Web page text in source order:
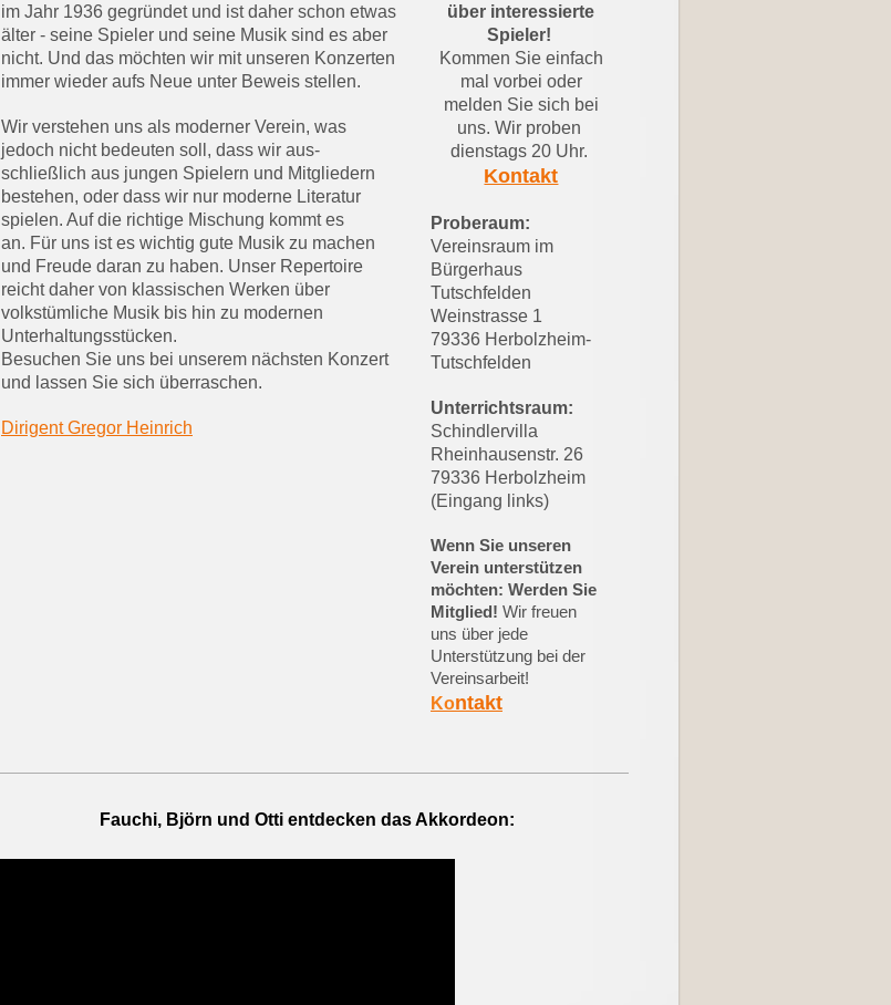
im Jahr 1936 gegründet und ist daher schon etwas
älter - seine Spieler und seine Musik sind es aber
nicht. Und das möchten wir mit unseren Konzerten
immer wieder aufs Neue unter Beweis stellen.
Wir verstehen uns als moderner Verein, was
jedoch nicht bedeuten soll, dass wir aus-
schließlich aus jungen Spielern und Mitgliedern
bestehen, oder dass wir nur moderne Literatur
spielen. Auf die richtige Mischung kommt es
an. Für uns ist es wichtig gute Musik zu machen
und Freude daran zu haben. Unser Repertoire
reicht daher von klassischen Werken über
volkstümliche Musik bis hin zu modernen
Unterhaltungsstücken.
Besuchen Sie uns bei unserem nächsten Konzert
und lassen Sie sich überraschen.
Dirigent Gregor Heinrich
über interessierte
Spieler!
Kommen Sie einfach
mal vorbei oder
melden Sie sich bei
uns. Wir proben
dienstags 20 Uhr.
Kontakt
Proberaum:
Vereinsraum im
Bürgerhaus
Tutschfelden
Weinstrasse 1
79336 Herbolzheim-
Tutschfelden
Unterrichtsraum:
Schindlervilla
Rheinhausenstr. 26
79336 Herbolzheim
(Eingang links)
Wenn Sie unseren
Verein unterstützen
möchten: Werden Sie
Mitglied! Wir freuen
uns über jede
Unterstützung bei der
Vereinsarbeit!
Kontakt
Fauchi, Björn und Otti entdecken das Akkordeon: